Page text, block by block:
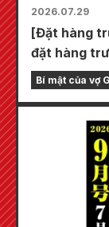
2026.07.29
[Đặt hàng
đặt hàng
thảm chơi
về Fuyuki
vào ngày
Bí mật của vợ